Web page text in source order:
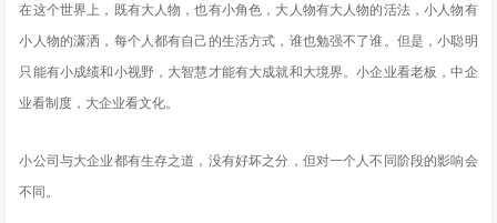
在这个世界上，既有大人物，也有小角色，大人物有大人物的活法，小人物有
小人物的潇洒，每个人都有自己的生活方式，谁也勉强不了谁。但是，小聪明
只能有小成绩和小视野，大智慧才能有大成就和大境界。小企业看老板，中企
业看制度，大企业看文化。
小公司与大企业都有生存之道，没有好坏之分，但对一个人不同阶段的影响会
不同。